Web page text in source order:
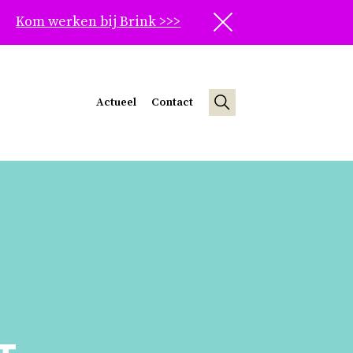
Kom werken bij Brink >>> Sluit
Actueel Contact